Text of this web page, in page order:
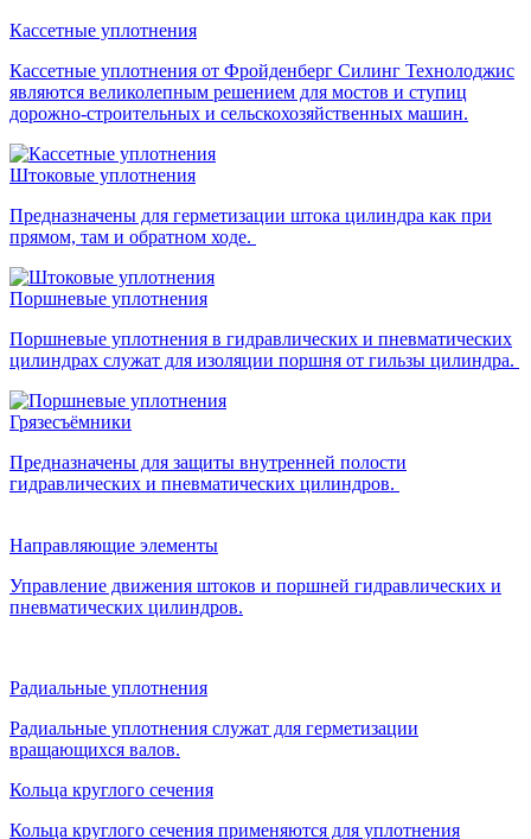
Кассетные уплотнения
Кассетные уплотнения от Фройденберг Силинг Технолоджис
являются великолепным решением для мостов и ступиц
дорожно-строительных и сельскохозяйственных машин.
Штоковые уплотнения
Предназначены для герметизации штока цилиндра как при
прямом, там и обратном ходе.
Поршневые уплотнения
Поршневые уплотнения в гидравлических и пневматических
цилиндрах служат для изоляции поршня от гильзы цилиндра.
Грязесъёмники
Предназначены для защиты внутренней полости
гидравлических и пневматических цилиндров.
Направляющие элементы
Управление движения штоков и поршней гидравлических и
пневматических цилиндров.
Радиальные уплотнения
Радиальные уплотнения служат для герметизации
вращающихся валов.
Кольца круглого сечения
Кольца круглого сечения применяются для уплотнения